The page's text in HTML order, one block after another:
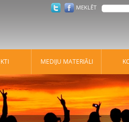
MEKLĒT
MEDIJU MATERIĀLI